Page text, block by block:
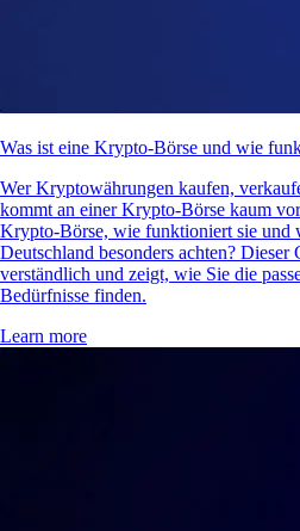
Was ist eine Krypto-Börse und wie
Wer Kryptowährungen kaufen,
kommt an einer Krypto-Börse kaum
Krypto-Börse, wie funktioniert sie und
Deutschland besonders achten?
verständlich und zeigt, wie Sie die
Bedürfnisse finden.
Learn more